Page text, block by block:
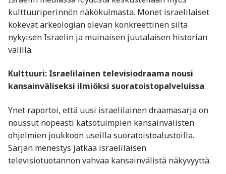
kulttuuriperinnön näkökulmasta. Monet israelilaiset
kokevat arkeologian olevan konkreettinen silta
nykyisen Israelin ja muinaisen juutalaisen historian
välillä.
Kulttuuri: Israelilainen televisiodraama nousi
kansainväliseksi ilmiöksi suoratoistopalveluissa
Ynet raportoi, että uusi israelilainen draamasarja on
noussut nopeasti katsotuimpien kansainvälisten
ohjelmien joukkoon useilla suoratoistoalustoilla.
Sarjan menestys jatkaa israelilaisen
televisiotuotannon vahvaa kansainvälistä näkyvyyttä.